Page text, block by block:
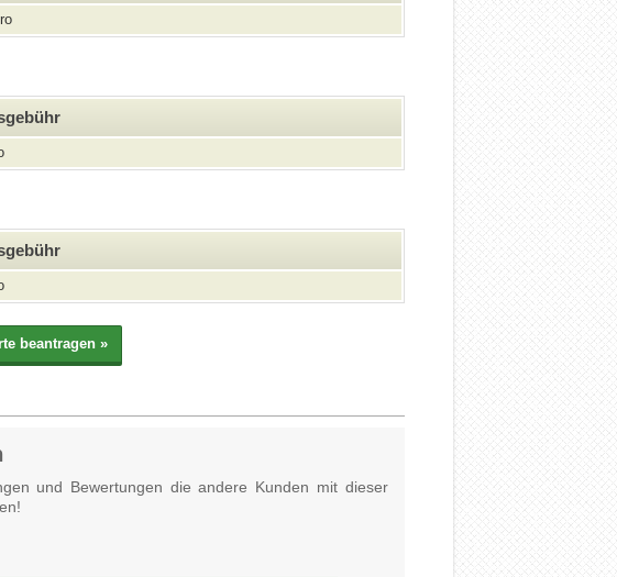
und Bewertungen die andere Kunden mit dieser